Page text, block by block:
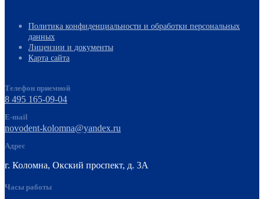
Политика конфиденциальности и обработки персональных
данных
Лицензии и документы
Карта сайта
Телефон приемной
8 495 165-09-04
E-mail
novodent-kolomna@yandex.ru
Адрес
г. Коломна, Окский проспект, д. 3А
Часы работы